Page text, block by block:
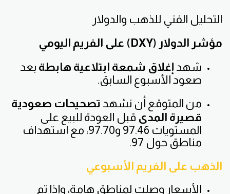
التحليل الفني للذهب والدولار
مؤشر الدولار (DXY) على الفريم اليومي
شهد إغلاق شمعة ابتلاعية هابطة بعد
صعود الأسبوع السابق.
من المتوقع أن نشهد تصحيحات صعودية
قصيرة المدى قبل العودة للبيع على
المستويات 97.46 و97.70، مع استهداف
مناطق حول 97.
الذهب على الفريم الأسبوعي
الأسعار وصلت لمناطق هامة، وإذا تم